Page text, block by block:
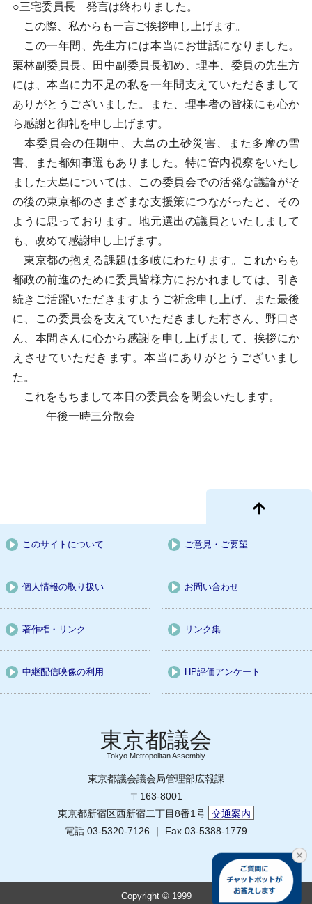
○三宅委員長 発言は終わりました。
この際、私からも一言ご挨拶申し上げます。
この一年間、先生方には本当にお世話になりました。
栗林副委員長、田中副委員長初め、理事、委員の先生方
には、本当に力不足の私を一年間支えていただきまして
ありがとうございました。また、理事者の皆様にも心か
ら感謝と御礼を申し上げます。
本委員会の任期中、大島の土砂災害、また多摩の雪
害、また都知事選もありました。特に管内視察をいたし
ました大島については、この委員会での活発な議論がそ
の後の東京都のさまざまな支援策につながったと、その
ように思っております。地元選出の議員といたしまして
も、改めて感謝申し上げます。
東京都の抱える課題は多岐にわたります。これからも
都政の前進のために委員皆様方におかれましては、引き
続きご活躍いただきますようご祈念申し上げ、また最後
に、この委員会を支えていただきました村さん、野口さ
ん、本間さんに心から感謝を申し上げまして、挨拶にか
えさせていただきます。本当にありがとうございまし
た。
これをもちまして本日の委員会を閉会いたします。
午後一時三分散会
このサイトについて ご意見・ご要望
個人情報の取り扱い お問い合わせ
著作権・リンク リンク集
中継配信映像の利用 HP評価アンケート
Tokyo Metropolitan Assembly
東京都議会議会局管理部広報課
〒163-8001
東京都新宿区西新宿二丁目8番1号 交通案内
電話 03-5320-7126 ｜ Fax 03-5388-1779
Copyright © 1999